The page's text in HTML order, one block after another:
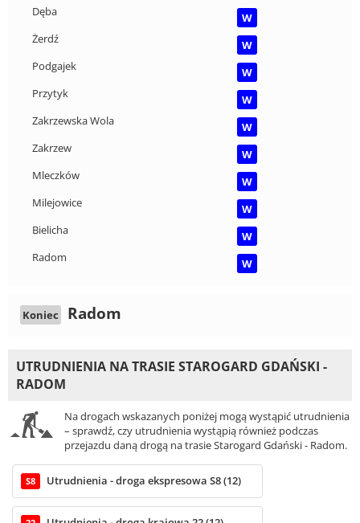
Dęba
W
Żerdź
W
Podgajek
W
Przytyk
W
Zakrzewska Wola
W
Zakrzew
W
Mleczków
W
Milejowice
W
Bielicha
W
Radom
W
Koniec Radom
UTRUDNIENIA NA TRASIE STAROGARD GDAŃSKI -
RADOM
Na drogach wskazanych poniżej mogą wystąpić utrudnienia
– sprawdź, czy utrudnienia wystąpią również podczas
przejazdu daną drogą na trasie Starogard Gdański - Radom.
S8 Utrudnienia - droga ekspresowa S8 (12)